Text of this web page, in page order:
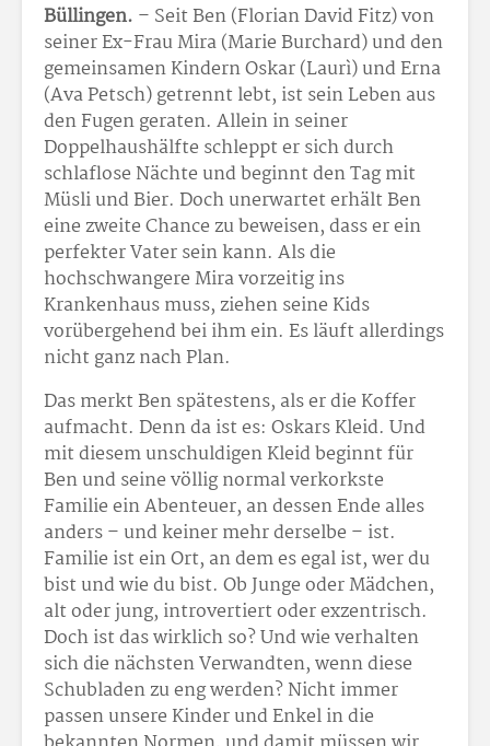
Büllingen. – Seit Ben (Florian David Fitz) von
seiner Ex-Frau Mira (Marie Burchard) und den
gemeinsamen Kindern Oskar (Laurì) und Erna
(Ava Petsch) getrennt lebt, ist sein Leben aus
den Fugen geraten. Allein in seiner
Doppelhaushälfte schleppt er sich durch
schlaflose Nächte und beginnt den Tag mit
Müsli und Bier. Doch unerwartet erhält Ben
eine zweite Chance zu beweisen, dass er ein
perfekter Vater sein kann. Als die
hochschwangere Mira vorzeitig ins
Krankenhaus muss, ziehen seine Kids
vorübergehend bei ihm ein. Es läuft allerdings
nicht ganz nach Plan.
Das merkt Ben spätestens, als er die Koffer
aufmacht. Denn da ist es: Oskars Kleid. Und
mit diesem unschuldigen Kleid beginnt für
Ben und seine völlig normal verkorkste
Familie ein Abenteuer, an dessen Ende alles
anders – und keiner mehr derselbe – ist.
Familie ist ein Ort, an dem es egal ist, wer du
bist und wie du bist. Ob Junge oder Mädchen,
alt oder jung, introvertiert oder exzentrisch.
Doch ist das wirklich so? Und wie verhalten
sich die nächsten Verwandten, wenn diese
Schubladen zu eng werden? Nicht immer
passen unsere Kinder und Enkel in die